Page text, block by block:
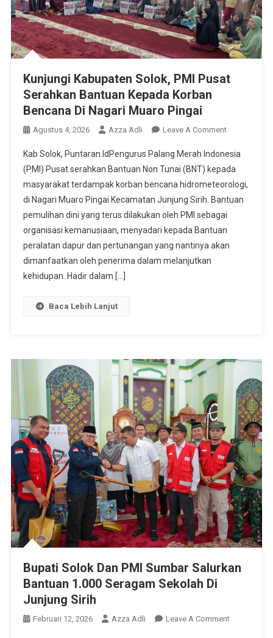
Kunjungi Kabupaten Solok, PMI Pusat
Serahkan Bantuan Kepada Korban
Bencana Di Nagari Muaro Pingai
Agustus 4, 2026 Azza Adli Leave A CommentOn
Kabupaten
Solok,
PMI
Pusat
Serahkan
Bantuan
Kepada
Kab Solok, Puntaran.IdPengurus Palang Merah Indonesia
(PMI) Pusat serahkan Bantuan Non Tunai (BNT) kepada
masyarakat terdampak korban bencana hidrometeorologi,
di Nagari Muaro Pingai Kecamatan Junjung Sirih. Bantuan
pemulihan dini yang terus dilakukan oleh PMI sebagai
organisasi kemanusiaan, menyadari kepada Bantuan
peralatan dapur dan pertunangan yang nantinya akan
dimanfaatkan oleh penerima dalam melanjutkan
kehidupan. Hadir dalam […]
Baca Lebih Lanjut
Bupati Solok Dan PMI Sumbar Salurkan
Bantuan 1.000 Seragam Sekolah Di
Junjung Sirih
Februari 12, 2026 Azza Adli Leave A CommentOn